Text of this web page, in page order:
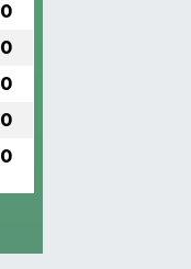
0
0
0
0
0